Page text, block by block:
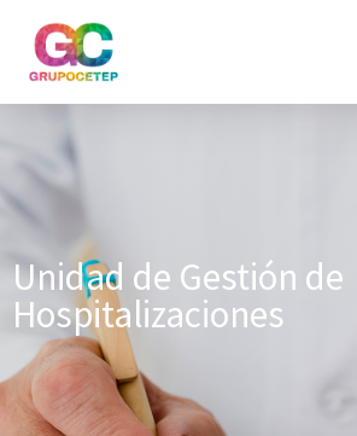
Unidad de Gestión de
Hospitalizaciones